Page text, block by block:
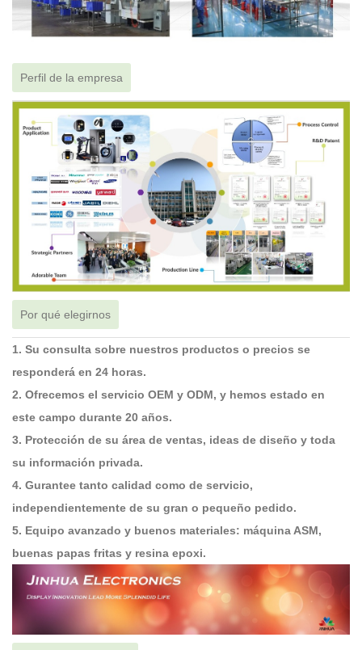
Perfil de la empresa
Por qué elegirnos
1. Su consulta sobre nuestros productos o precios se
responderá en 24 horas.
2. Ofrecemos el servicio OEM y ODM, y hemos estado en
este campo durante 20 años.
3. Protección de su área de ventas, ideas de diseño y toda
su información privada.
4. Gurantee tanto calidad como de servicio,
independientemente de su gran o pequeño pedido.
5. Equipo avanzado y buenos materiales: máquina ASM,
buenas papas fritas y resina epoxi.